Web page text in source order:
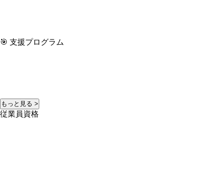
🎯 支援プログラム
もっと見る >
従業員資格